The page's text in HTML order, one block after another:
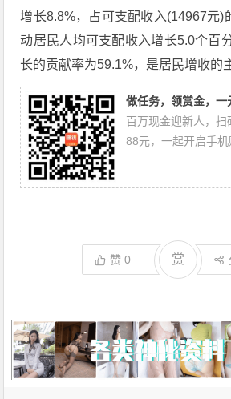
增长8.8%，占可支配收入(14967元)
动居民人均可支配收入增长5.0个百
长的贡献率为59.1%，是居民增收的
做任务，领赏金，一
百万现金迎新人，
88元，一起开启手机
赞0 赏